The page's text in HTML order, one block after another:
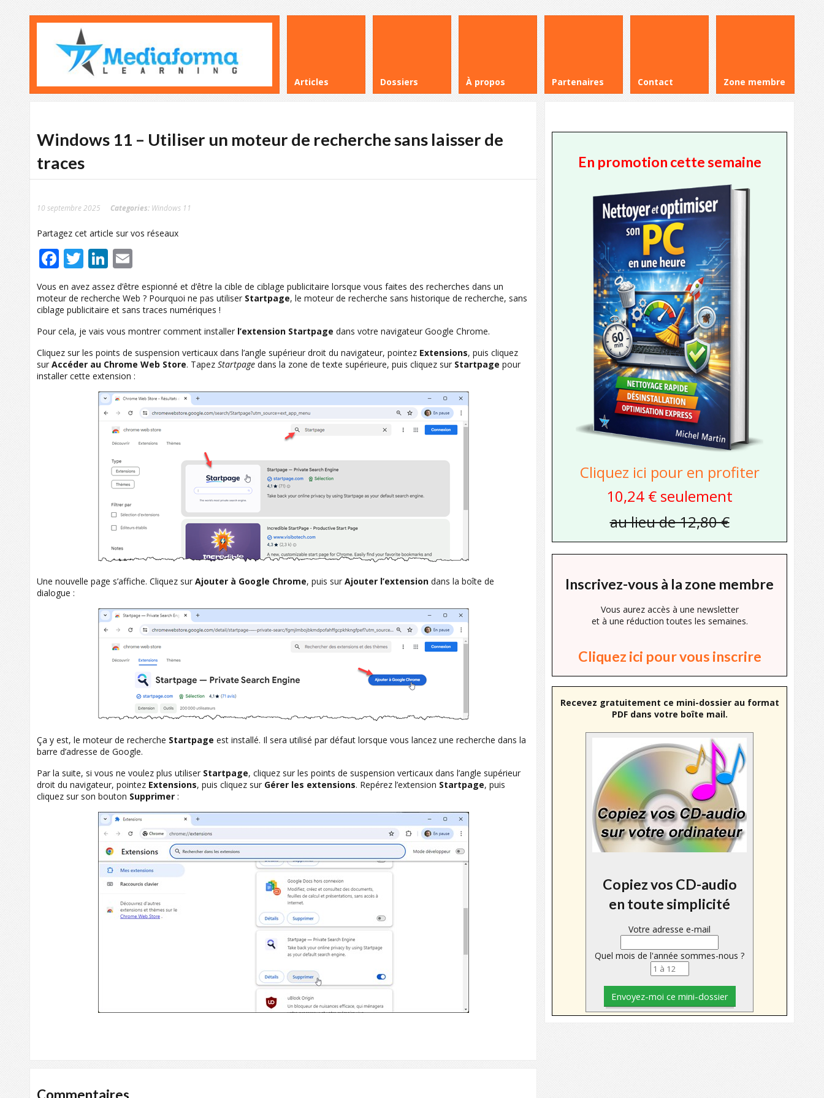
Articles Dossiers À propos Partenaires Contact Zone membre
Windows 11 – Utiliser un moteur de recherche sans laisser de
traces
10 septembre 2025 Categories: Windows 11
Partagez cet article sur vos réseaux
Facebook
TwitterLinkedIn
Vous en avez assez d’être espionné et d’être la cible de ciblage publicitaire lorsque vous faites des recherches dans un
moteur de recherche Web ? Pourquoi ne pas utiliser Startpage, le moteur de recherche sans historique de recherche, sans
ciblage publicitaire et sans traces numériques !
Pour cela, je vais vous montrer comment installer l’extension Startpage dans votre navigateur Google Chrome.
Cliquez sur les points de suspension verticaux dans l’angle supérieur droit du navigateur, pointez Extensions, puis cliquez
sur Accéder au Chrome Web Store. Tapez Startpage dans la zone de texte supérieure, puis cliquez sur Startpage pour
installer cette extension :
Une nouvelle page s’affiche. Cliquez sur Ajouter à Google Chrome, puis sur Ajouter l’extension dans la boîte de
dialogue :
Ça y est, le moteur de recherche Startpage est installé. Il sera utilisé par défaut lorsque vous lancez une recherche dans la
barre d’adresse de Google.
Par la suite, si vous ne voulez plus utiliser Startpage, cliquez sur les points de suspension verticaux dans l’angle supérieur
droit du navigateur, pointez Extensions, puis cliquez sur Gérer les extensions. Repérez l’extension Startpage, puis
cliquez sur son bouton Supprimer :
Commentaires
En promotion cette semaine
Cliquez ici pour en profiter
10,24 € seulement
au lieu de 12,80 €
Inscrivez-vous à la zone membre
Vous aurez accès à une newsletter
et à une réduction toutes les semaines.
Cliquez ici pour vous inscrire
Recevez gratuitement ce mini-dossier au format
PDF dans votre boîte mail.
Copiez vos CD-audio
en toute simplicité
Votre adresse e-mail
Quel mois de l'année sommes-nous ?